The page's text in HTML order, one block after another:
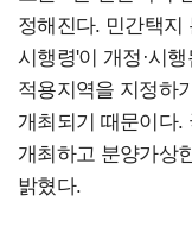
정해진다. 민간택지
시행령'이 개정·시
적용지역을 지정하
개최되기 때문이다.
개최하고 분양가상
밝혔다.